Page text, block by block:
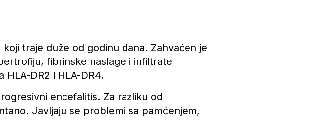
traje duže od godinu dana. Zahvaćen je
fibrinske naslage i infiltrate
DR2 i HLA-DR4.
encefalitis. Za razliku od
Javljaju se problemi sa pamćenjem,